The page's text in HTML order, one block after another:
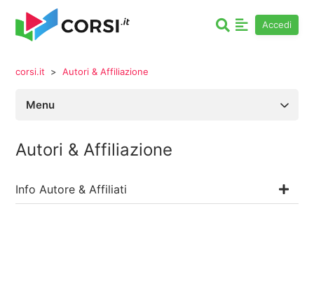
Accedi
corsi.it Autori & Affiliazione
Menu
Autori & Affiliazione
Info Autore & Affiliati